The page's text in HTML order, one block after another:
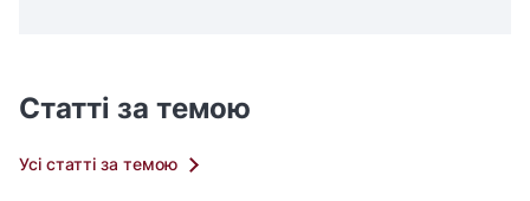
Статті за темою
Усі статті за темою